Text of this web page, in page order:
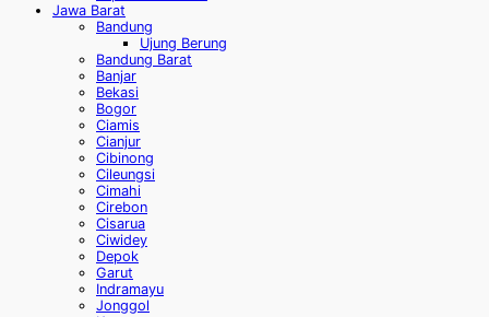
Jawa Barat
Bandung
Ujung Berung
Bandung Barat
Banjar
Bekasi
Bogor
Ciamis
Cianjur
Cibinong
Cileungsi
Cimahi
Cirebon
Cisarua
Ciwidey
Depok
Garut
Indramayu
Jonggol